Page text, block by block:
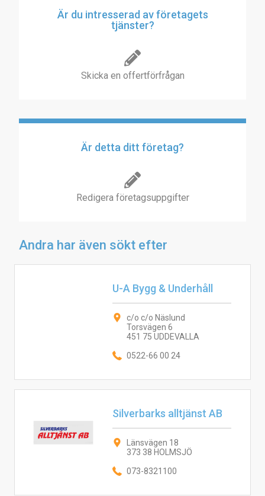
Är du intresserad av företagets
tjänster?
Skicka en offertförfrågan
Är detta ditt företag?
Redigera företagsuppgifter
Andra har även sökt efter
U-A Bygg & Underhåll
c/o c/o Näslund
Torsvägen 6
451 75 UDDEVALLA
0522-66 00 24
Silverbarks alltjänst AB
Länsvägen 18
373 38 HOLMSJÖ
073-8321100